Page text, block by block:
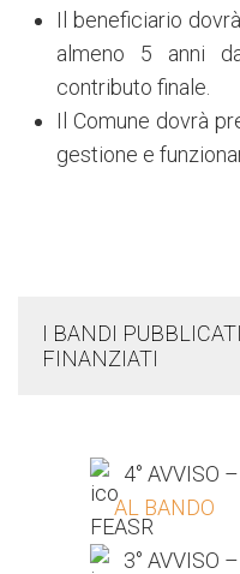
Il beneficiario
almeno 5 anni
contributo finale.
Il Comune dovrà
gestione e
I BANDI
FINANZIATI
4° AVVISO
AL BANDO
3° AVVISO